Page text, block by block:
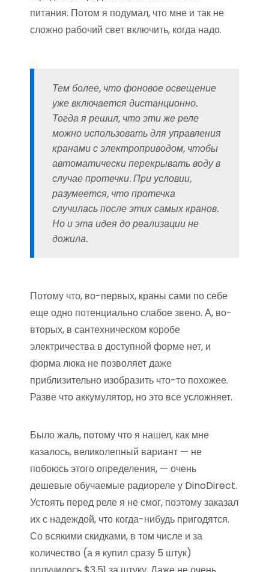
питания. Потом я подумал, что мне и так не
сложно рабочий свет включить, когда надо.
Тем более, что фоновое освещение
уже включается дистанционно.
Тогда я решил, что эти же реле
можно использовать для управления
кранами с электроприводом, чтобы
автоматически перекрывать воду в
случае протечки. При условии,
разумеется, что протечка
случилась после этих самых кранов.
Но и эта идея до реализации не
дожила.
Потому что, во-первых, краны сами по себе
еще одно потенциально слабое звено. А, во-
вторых, в сантехническом коробе
электричества в доступной форме нет, и
форма люка не позволяет даже
приблизительно изобразить что-то похожее.
Разве что аккумулятор, но это все усложняет.
Было жаль, потому что я нашел, как мне
казалось, великолепный вариант — не
побоюсь этого определения, — очень
дешевые обучаемые радиореле у DinoDirect.
Устоять перед реле я не смог, поэтому заказал
их с надеждой, что когда-нибудь пригодятся.
Со всякими скидками, в том числе и за
количество (а я купил сразу 5 штук)